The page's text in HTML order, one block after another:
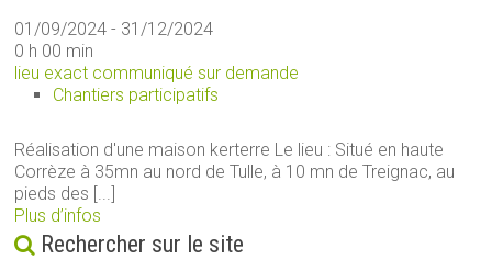
01/09/2024 - 31/12/2024
0 h 00 min
lieu exact communiqué sur demande
Chantiers participatifs
Réalisation d'une maison kerterre Le lieu : Situé en haute
Corrèze à 35mn au nord de Tulle, à 10 mn de Treignac, au
pieds des [...]
Plus d’infos
Rechercher sur le site